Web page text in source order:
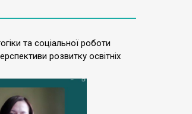
та соціальної роботи
розвитку освітніх